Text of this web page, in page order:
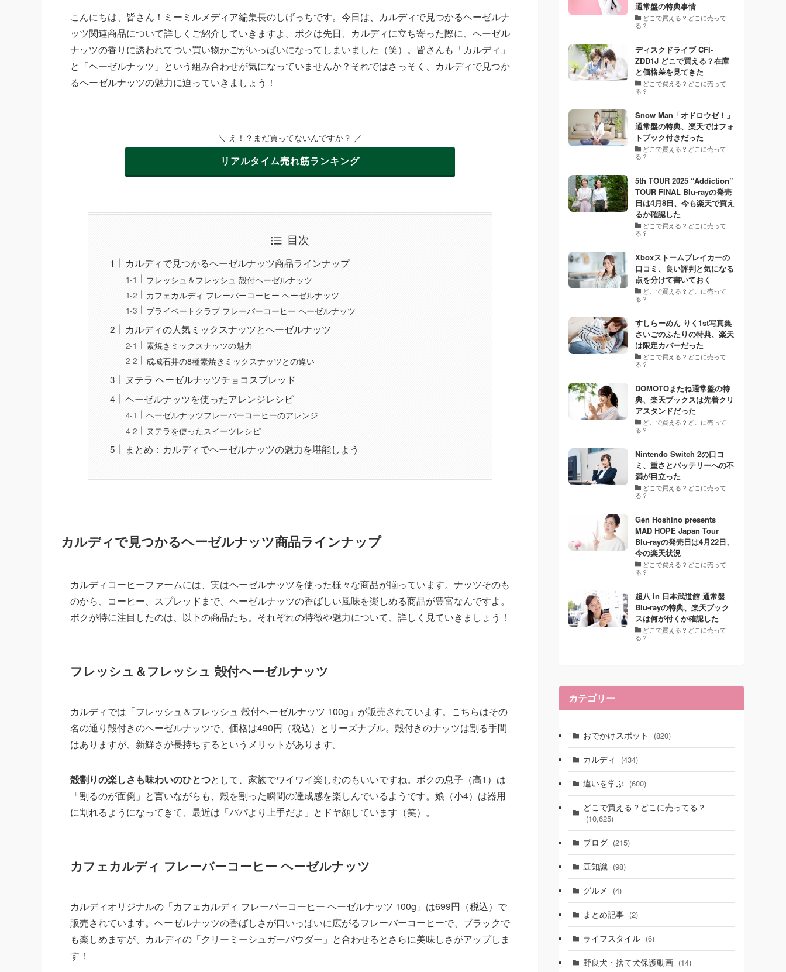
こんにちは、皆さん！ミーミルメディア編集長のしげっちです。今日は、カルディで見つかるヘーゼルナ
ッツ関連商品について詳しくご紹介していきますよ。ボクは先日、カルディに立ち寄った際に、ヘーゼル
ナッツの香りに誘われてつい買い物かごがいっぱいになってしまいました（笑）。皆さんも「カルディ」
と「ヘーゼルナッツ」という組み合わせが気になっていませんか？それではさっそく、カルディで見つか
るヘーゼルナッツの魅力に迫っていきましょう！
＼ え！？まだ買ってないんですか？ ／
リアルタイム売れ筋ランキング
目次
カルディで見つかるヘーゼルナッツ商品ラインナップ
フレッシュ＆フレッシュ 殻付ヘーゼルナッツ
カフェカルディ フレーバーコーヒー ヘーゼルナッツ
プライベートクラブ フレーバーコーヒー ヘーゼルナッツ
カルディの人気ミックスナッツとヘーゼルナッツ
素焼きミックスナッツの魅力
成城石井の8種素焼きミックスナッツとの違い
ヌテラ ヘーゼルナッツチョコスプレッド
ヘーゼルナッツを使ったアレンジレシピ
ヘーゼルナッツフレーバーコーヒーのアレンジ
ヌテラを使ったスイーツレシピ
まとめ：カルディでヘーゼルナッツの魅力を堪能しよう
カルディで見つかるヘーゼルナッツ商品ラインナップ
カルディコーヒーファームには、実はヘーゼルナッツを使った様々な商品が揃っています。ナッツそのも
のから、コーヒー、スプレッドまで、ヘーゼルナッツの香ばしい風味を楽しめる商品が豊富なんですよ。
ボクが特に注目したのは、以下の商品たち。それぞれの特徴や魅力について、詳しく見ていきましょう！
フレッシュ＆フレッシュ 殻付ヘーゼルナッツ
カルディでは「フレッシュ＆フレッシュ 殻付ヘーゼルナッツ 100g」が販売されています。こちらはその
名の通り殻付きのヘーゼルナッツで、価格は490円（税込）とリーズナブル。殻付きのナッツは割る手間
はありますが、新鮮さが長持ちするというメリットがあります。
殻割りの楽しさも味わいのひとつとして、家族でワイワイ楽しむのもいいですね。ボクの息子（高1）は
「割るのが面倒」と言いながらも、殻を割った瞬間の達成感を楽しんでいるようです。娘（小4）は器用
に割れるようになってきて、最近は「パパより上手だよ」とドヤ顔しています（笑）。
カフェカルディ フレーバーコーヒー ヘーゼルナッツ
カルディオリジナルの「カフェカルディ フレーバーコーヒー ヘーゼルナッツ 100g」は699円（税込）で
販売されています。ヘーゼルナッツの香ばしさが口いっぱいに広がるフレーバーコーヒーで、ブラックで
も楽しめますが、カルディの「クリーミーシュガーパウダー」と合わせるとさらに美味しさがアップしま
す！
通常盤の特典事情
どこで買える？どこに売って
る？
ディスクドライブ CFI-
ZDD1J どこで買える？在庫
と価格差を見てきた
どこで買える？どこに売って
る？
Snow Man「オドロウゼ！」
通常盤の特典、楽天ではフォ
トブック付きだった
どこで買える？どこに売って
る？
5th TOUR 2025 “Addiction”
TOUR FINAL Blu-rayの発売
日は4月8日、今も楽天で買え
るか確認した
どこで買える？どこに売って
る？
Xboxストームブレイカーの
口コミ、良い評判と気になる
点を分けて書いておく
どこで買える？どこに売って
る？
すしらーめん りく1st写真集
さいごのふたりの特典、楽天
は限定カバーだった
どこで買える？どこに売って
る？
DOMOTOまたね通常盤の特
典、楽天ブックスは先着クリ
アスタンドだった
どこで買える？どこに売って
る？
Nintendo Switch 2の口コ
ミ、重さとバッテリーへの不
満が目立った
どこで買える？どこに売って
る？
Gen Hoshino presents
MAD HOPE Japan Tour
Blu-rayの発売日は4月22日、
今の楽天状況
どこで買える？どこに売って
る？
超八 in 日本武道館 通常盤
Blu-rayの特典、楽天ブック
スは何が付くか確認した
どこで買える？どこに売って
る？
カテゴリー
おでかけスポット (820)
カルディ (434)
違いを学ぶ (600)
どこで買える？どこに売ってる？
(10,625)
ブログ (215)
豆知識 (98)
グルメ (4)
まとめ記事 (2)
ライフスタイル (6)
野良犬・捨て犬保護動画 (14)